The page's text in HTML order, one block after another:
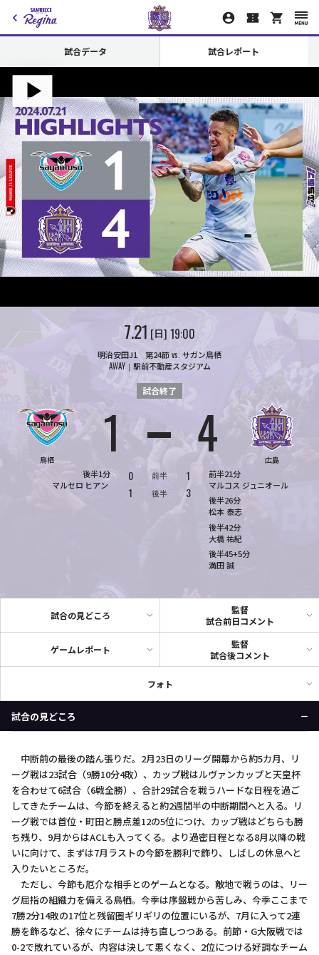
試合データ 試合レポート
7.21 日 19:00
明治安田J1 第24節vs. サガン鳥栖
AWAY
駅前不動産スタジアム
試合終了
鳥栖 1 対4 広島
後半1分
マルセロ ヒアン
0 前半
1
1
後半 3
前半21分
マルコス ジュニオール
後半26分
松本 泰志
後半42分
大橋祐紀
後半45+5分
満田誠
試合の見どころ
監督
試合前日コメント
ゲームレポート
監督
試合後コメント
フォト
試合の見どころ
中断前の最後の踏ん張りだ。2月23日のリーグ開幕から約5カ月、リ
ーグ戦は23試合（9勝10分4敗）、カップ戦はルヴァンカップと天皇杯
を合わせて6試合（6戦全勝）、合計29試合を戦うハードな日程を過ご
してきたチームは、今節を終えると約2週間半の中断期間へと入る。リ
ーグ戦では首位・町田と勝点差12の5位につけ、カップ戦はどちらも勝
ち残り、9月からはACLも入ってくる。より過密日程となる8月以降の戦
いに向けて、まずは7月ラストの今節を勝利で飾り、しばしの休息へと
入りたいところだ。
ただし、今節も厄介な相手とのゲームとなる。敵地で戦うのは、リー
グ屈指の組織力を備える鳥栖。今季は序盤戦から苦しみ、今季ここまで
7勝2分14敗の17位と残留圏ギリギリの位置にいるが、7月に入って2連
勝を飾るなど、徐々にチームは持ち直しつつある。前節・G大阪戦では
0-2で敗れているが、内容は決して悪くなく、2位につける好調なチーム